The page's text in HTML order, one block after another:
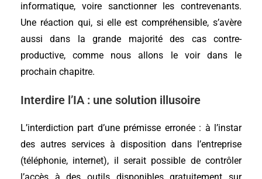
informatique, voire sanctionner les contrevenants.
Une réaction qui, si elle est compréhensible, s’avère
aussi dans la grande majorité des cas contre-
productive, comme nous allons le voir dans le
prochain chapitre.
Interdire l’IA : une solution illusoire
L’interdiction part d’une prémisse erronée : à l’instar
des autres services à disposition dans l’entreprise
(téléphonie, internet), il serait possible de contrôler